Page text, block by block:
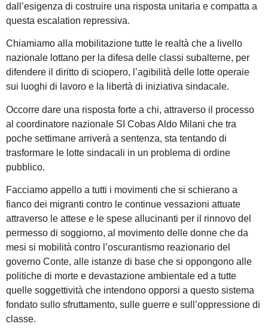
dall’esigenza di costruire una risposta unitaria e compatta a
questa escalation repressiva.
Chiamiamo alla mobilitazione tutte le realtà che a livello
nazionale lottano per la difesa delle classi subalterne, per
difendere il diritto di sciopero, l’agibilità delle lotte operaie
sui luoghi di lavoro e la libertà di iniziativa sindacale.
Occorre dare una risposta forte a chi, attraverso il processo
al coordinatore nazionale SI Cobas Aldo Milani che tra
poche settimane arriverà a sentenza, sta tentando di
trasformare le lotte sindacali in un problema di ordine
pubblico.
Facciamo appello a tutti i movimenti che si schierano a
fianco dei migranti contro le continue vessazioni attuate
attraverso le attese e le spese allucinanti per il rinnovo del
permesso di soggiorno, al movimento delle donne che da
mesi si mobilità contro l’oscurantismo reazionario del
governo Conte, alle istanze di base che si oppongono alle
politiche di morte e devastazione ambientale ed a tutte
quelle soggettività che intendono opporsi a questo sistema
fondato sullo sfruttamento, sulle guerre e sull’oppressione di
classe.